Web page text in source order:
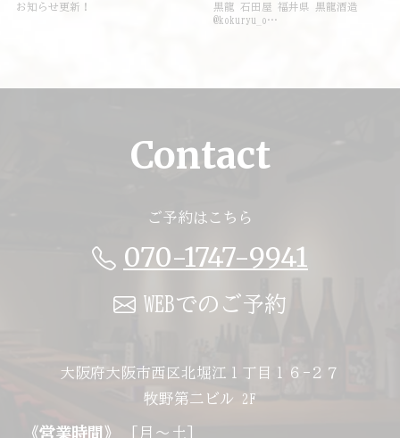
お知らせ更新！
黒龍 石田屋 福井県 黒龍酒造
@kokuryu_o…
Contact
ご予約はこちら
070-1747-9941
WEBでのご予約
大阪府大阪市西区北堀江１丁目１６−２７
牧野第二ビル 2F
《営業時間》 [月～土]